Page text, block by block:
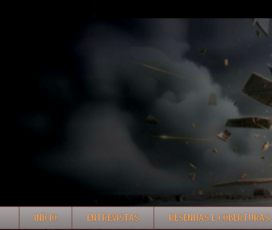
INÍCIO ENTREVISTAS RESENHAS E COBERTURAS